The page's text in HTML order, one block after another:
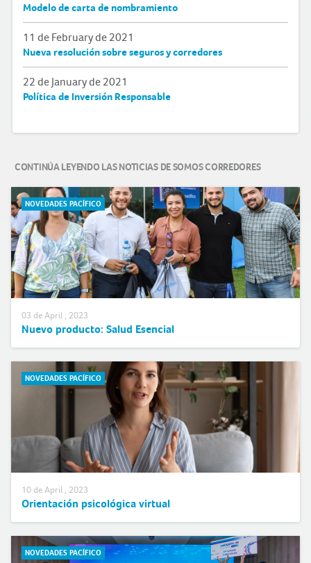
Modelo de carta de nombramiento
11 de February de 2021
Nueva resolución sobre seguros y corredores
22 de January de 2021
Política de Inversión Responsable
CONTINÚA LEYENDO LAS NOTICIAS DE SOMOS CORREDORES
NOVEDADES PACÍFICO
03 de April , 2023
Nuevo producto: Salud Esencial
NOVEDADES PACÍFICO
10 de April , 2023
Orientación psicológica virtual
NOVEDADES PACÍFICO